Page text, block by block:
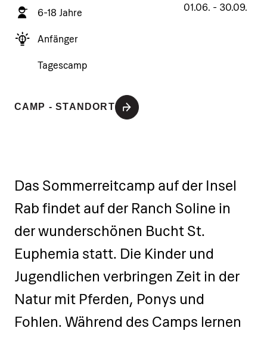
6-18 Jahre
Anfänger
Tagescamp
CAMP - STANDORT
01.06. - 30.09.
Das Sommerreitcamp auf der Insel
Rab findet auf der Ranch Soline in
der wunderschönen Bucht St.
Euphemia statt. Die Kinder und
Jugendlichen verbringen Zeit in der
Natur mit Pferden, Ponys und
Fohlen. Während des Camps lernen